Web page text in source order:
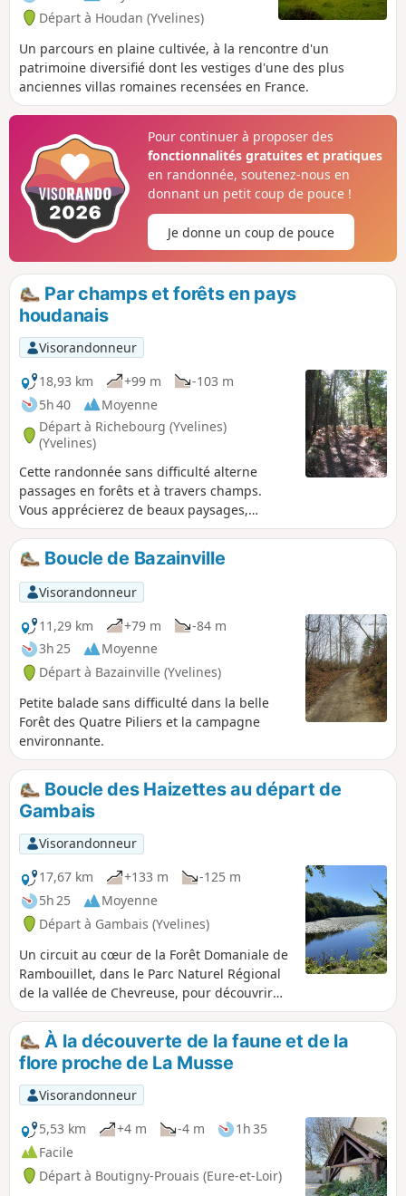
Départ à Houdan (Yvelines)
Un parcours en plaine cultivée, à la rencontre d'un
patrimoine diversifié dont les vestiges d'une des plus
anciennes villas romaines recensées en France.
Pour continuer à proposer des
fonctionnalités gratuites et pratiques
en randonnée, soutenez-nous en
donnant un petit coup de pouce !
Je donne un coup de pouce
Par champs et forêts en pays
houdanais
Visorandonneur
18,93 km
+99 m
-103 m
5h 40
Moyenne
Départ à Richebourg (Yvelines)
(Yvelines)
Cette randonnée sans difficulté alterne
passages en forêts et à travers champs.
Vous apprécierez de beaux paysages,
croiserez de nombreux chevaux et
découvrirez le petit patrimoine de deux jolis
villages.Boucle de Bazainville
Visorandonneur
11,29 km
+79 m
-84 m
3h 25
Moyenne
Départ à Bazainville (Yvelines)
Petite balade sans difficulté dans la belle
Forêt des Quatre Piliers et la campagne
environnante.
Boucle des Haizettes au départ de
Gambais
Visorandonneur
17,67 km
+133 m
-125 m
5h 25
Moyenne
Départ à Gambais (Yvelines)
Un circuit au cœur de la Forêt Domaniale de
Rambouillet, dans le Parc Naturel Régional
de la vallée de Chevreuse, pour découvrir
une nature variée et paisible. Cette
randonnée conviendra aux amoureux de la
nature et à ceux qui recherchent le calme.
À la découverte de la faune et de la
flore proche de La Musse
Visorandonneur
5,53 km
+4 m -4 m
1h 35
Facile
Départ à Boutigny-Prouais (Eure-et-Loir)